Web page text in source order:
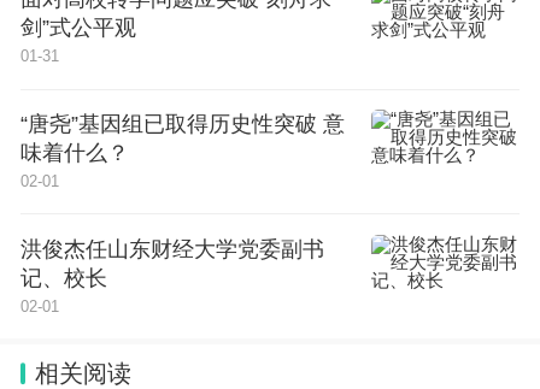
剑”式公平观
01-31
“唐尧”基因组已取得历史性突破 意
味着什么？
02-01
洪俊杰任山东财经大学党委副书
记、校长
02-01
相关阅读